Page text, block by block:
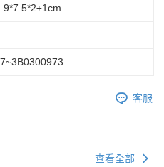
9*7.5*2±1cm
客服
查看全部